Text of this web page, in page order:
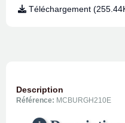
Téléchargement
Description
Référence: MCBURGH210E